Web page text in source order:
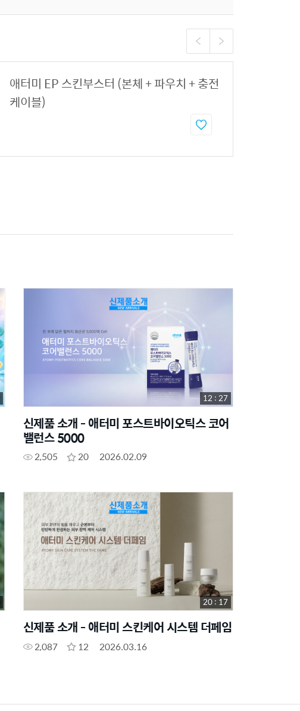
애터미 EP 스킨부스터 (본체 + 파우치 + 충전
케이블)
신제품 소개 - 애터미 포스트바이오틱스 코어
밸런스 5000
2,505 20 2026.02.09
12 : 27
신제품 소개 - 애터미 스킨케어 시스템 더페임
2,087 12 2026.03.16
20 : 17